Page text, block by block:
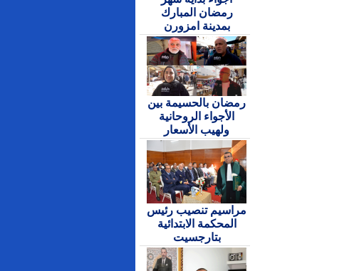
رمضان المبارك
بمدينة امزورن
رمضان بالحسيمة بين
الأجواء الروحانية
ولهيب الأسعار
مراسيم تنصيب رئيس
المحكمة الابتدائية
بتارجسيت